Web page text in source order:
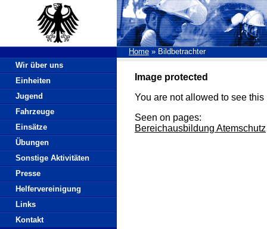
Home » Bildbetrachter
Wir über uns
Einheiten
Jugend
Fahrzeuge
Einsätze
Übungen
Sonstige Aktivitäten
Presse
Helfervereinigung
Links
Kontakt
Image protected
You are not allowed to see
Seen on pages:
Bereichausbildung Atemschutz